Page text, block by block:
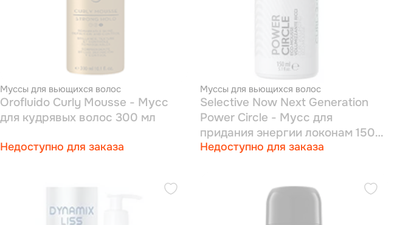
Муссы для вьющихся волос
Orofluido Curly Mousse - Мусс
для кудрявых волос 300 мл
Недоступно для заказа
Муссы для вьющихся волос
Selective Now Next Generation
Power Circle - Мусс для
придания энергии локонам 150
мл
Недоступно для заказа